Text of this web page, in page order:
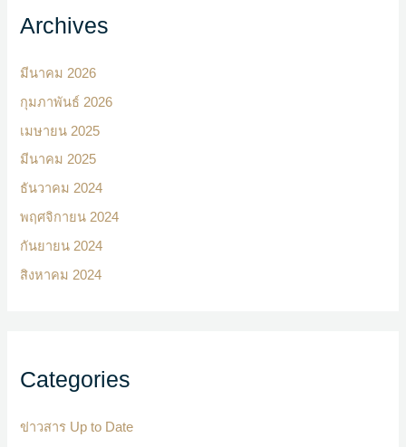
Archives
มีนาคม 2026
กุมภาพันธ์ 2026
เมษายน 2025
มีนาคม 2025
ธันวาคม 2024
พฤศจิกายน 2024
กันยายน 2024
สิงหาคม 2024
Categories
ข่าวสาร Up to Date